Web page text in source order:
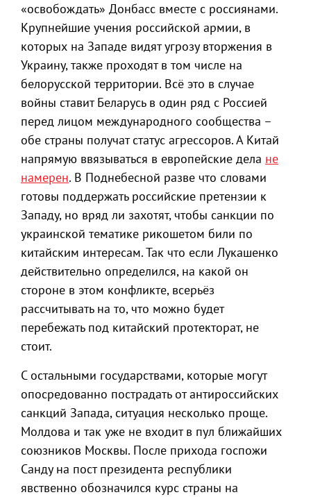
«освобождать» Донбасс вместе с россиянами.
Крупнейшие учения российской армии, в
которых на Западе видят угрозу вторжения в
Украину, также проходят в том числе на
белорусской территории. Всё это в случае
войны ставит Беларусь в один ряд с Россией
перед лицом международного сообщества –
обе страны получат статус агрессоров. А Китай
напрямую ввязываться в европейские дела не
намерен. В Поднебесной разве что словами
готовы поддержать российские претензии к
Западу, но вряд ли захотят, чтобы санкции по
украинской тематике рикошетом били по
китайским интересам. Так что если Лукашенко
действительно определился, на какой он
стороне в этом конфликте, всерьёз
рассчитывать на то, что можно будет
перебежать под китайский протекторат, не
стоит.
С остальными государствами, которые могут
опосредованно пострадать от антироссийских
санкций Запада, ситуация несколько проще.
Молдова и так уже не входит в пул ближайших
союзников Москвы. После прихода госпожи
Санду на пост президента республики
явственно обозначился курс страны на